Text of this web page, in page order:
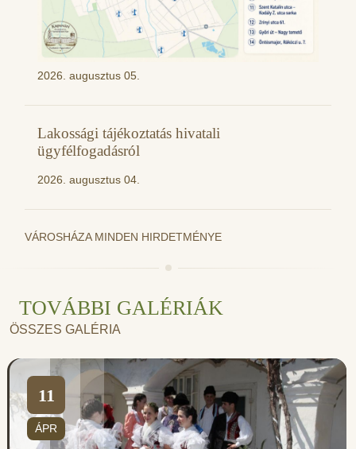
2026. augusztus 05.
Lakossági tájékoztatás hivatali
ügyfélfogadásról
2026. augusztus 04.
VÁROSHÁZA MINDEN HIRDETMÉNYE
TOVÁBBI GALÉRIÁK
ÖSSZES GALÉRIA
11
ÁPR